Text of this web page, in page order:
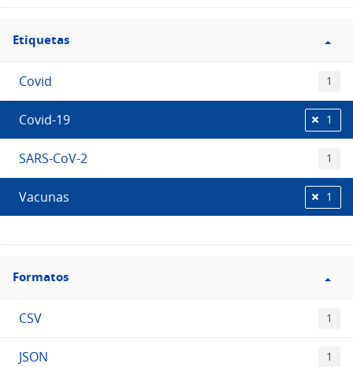
Filtro
Etiquetas
Etiquetas
Covid 1
Covid-19 1
SARS-CoV-2 1
Vacunas 1
Filtro
Formatos
Formatos
CSV 1
JSON 1